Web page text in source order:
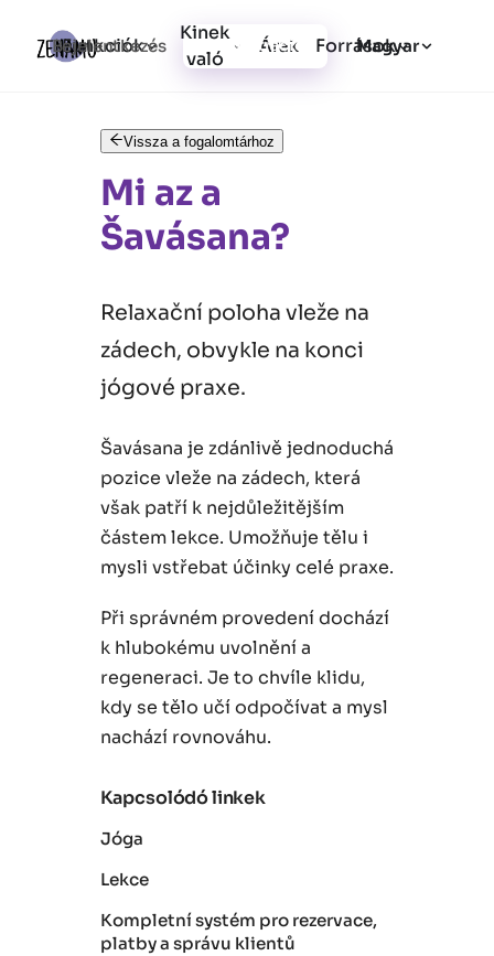
Funkciók
Kinek
való
Árak Források
Bejelentkezés Regisztráció Magyar
Vissza a fogalomtárhoz
Mi az a
Šavásana?
Relaxační poloha vleže na
zádech, obvykle na konci
jógové praxe.
Šavásana je zdánlivě jednoduchá
pozice vleže na zádech, která
však patří k nejdůležitějším
částem lekce. Umožňuje tělu i
mysli vstřebat účinky celé praxe.
Při správném provedení dochází
k hlubokému uvolnění a
regeneraci. Je to chvíle klidu,
kdy se tělo učí odpočívat a mysl
nachází rovnováhu.
Kapcsolódó linkek
Jóga
Lekce
Kompletní systém pro rezervace,
platby a správu klientů